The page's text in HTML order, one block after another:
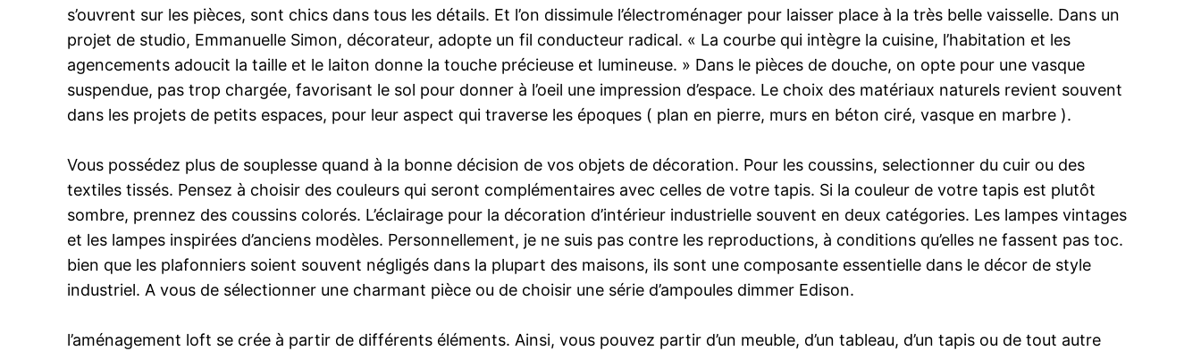
s’ouvrent sur les pièces, sont chics dans tous les détails. Et l’on dissimule l’électroménager pour laisser place à la très belle vaisselle. Dans un
projet de studio, Emmanuelle Simon, décorateur, adopte un fil conducteur radical. « La courbe qui intègre la cuisine, l’habitation et les
agencements adoucit la taille et le laiton donne la touche précieuse et lumineuse. » Dans le pièces de douche, on opte pour une vasque
suspendue, pas trop chargée, favorisant le sol pour donner à l’oeil une impression d’espace. Le choix des matériaux naturels revient souvent
dans les projets de petits espaces, pour leur aspect qui traverse les époques ( plan en pierre, murs en béton ciré, vasque en marbre ).
Vous possédez plus de souplesse quand à la bonne décision de vos objets de décoration. Pour les coussins, selectionner du cuir ou des
textiles tissés. Pensez à choisir des couleurs qui seront complémentaires avec celles de votre tapis. Si la couleur de votre tapis est plutôt
sombre, prennez des coussins colorés. L’éclairage pour la décoration d’intérieur industrielle souvent en deux catégories. Les lampes vintages
et les lampes inspirées d’anciens modèles. Personnellement, je ne suis pas contre les reproductions, à conditions qu’elles ne fassent pas toc.
bien que les plafonniers soient souvent négligés dans la plupart des maisons, ils sont une composante essentielle dans le décor de style
industriel. A vous de sélectionner une charmant pièce ou de choisir une série d’ampoules dimmer Edison.
l’aménagement loft se crée à partir de différents éléments. Ainsi, vous pouvez partir d’un meuble, d’un tableau, d’un tapis ou de tout autre